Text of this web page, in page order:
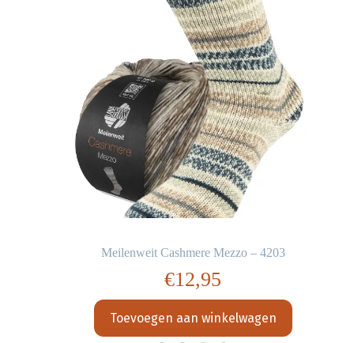
Meilenweit Cashmere Mezzo – 4203
€12,95
Toevoegen aan winkelwagen